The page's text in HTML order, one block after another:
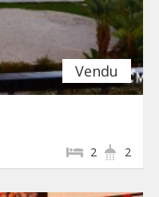
Vendu
2
2